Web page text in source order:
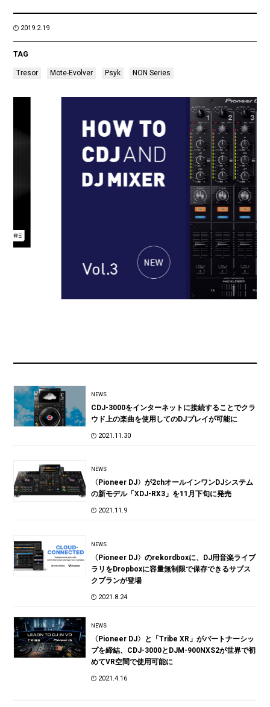
2019.2.19
TAG
Tresor Mote-Evolver Psyk NON Series
NEWS
CDJ-3000をインターネットに接続することでクラ
ウド上の楽曲を使用してのDJプレイが可能に
2021.11.30
NEWS
〈Pioneer DJ〉が2chオールインワンDJシステム
の新モデル「XDJ-RX3」を11月下旬に発売
2021.11.9
NEWS
〈Pioneer DJ〉のrekordboxに、DJ用音楽ライブ
ラリをDropboxに容量無制限で保存できるサブス
クプランが登場
2021.8.24
NEWS
〈Pioneer DJ〉と「Tribe XR」がパートナーシッ
プを締結、CDJ-3000とDJM-900NXS2が世界で初
めてVR空間で使用可能に
2021.4.16